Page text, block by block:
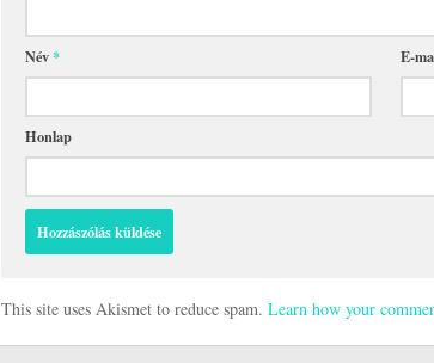
Név* E-
Honlap
This site uses Akismet to reduce spam. Learn how your